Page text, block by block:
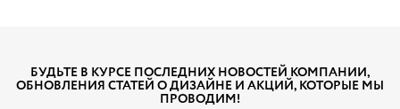
БУДЬТЕ В КУРСЕ ПОСЛЕДНИХ НОВОСТЕЙ КОМПАНИИ,
ОБНОВЛЕНИЯ СТАТЕЙ О ДИЗАЙНЕ И АКЦИЙ, КОТОРЫЕ МЫ
ПРОВОДИМ!